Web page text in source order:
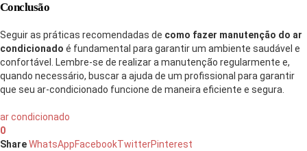
Conclusão
Seguir as práticas recomendadas de como fazer manutenção do ar
condicionado é fundamental para garantir um ambiente saudável e
confortável. Lembre-se de realizar a manutenção regularmente e,
quando necessário, buscar a ajuda de um profissional para garantir
que seu ar-condicionado funcione de maneira eficiente e segura.
ar condicionado
0
ShareWhatsAppFacebookTwitterPinterest